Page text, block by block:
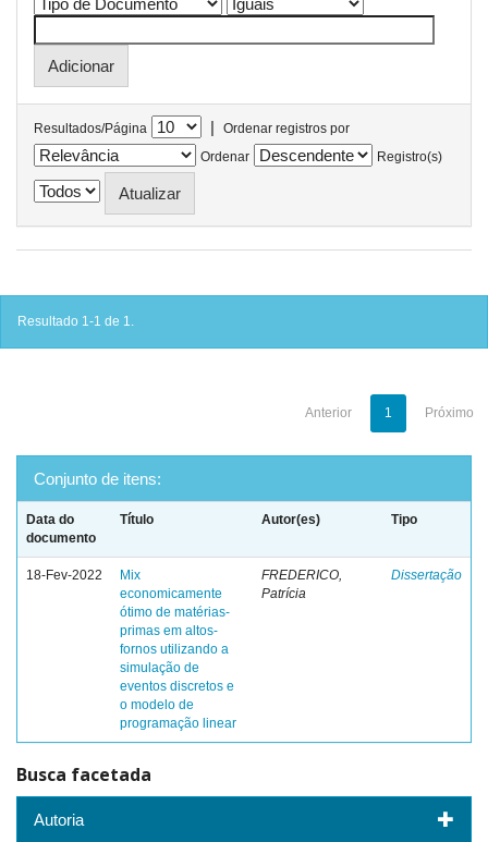
Resultados/Página |
Ordenar registros por
Ordenar
Registro(s)
Resultado 1-1 de 1.
Anterior 1 Próximo
Conjunto de itens:
Data do
documento
Título Autor(es) Tipo
18-Fev-2022
Mix
economicamente
ótimo de matérias-
primas em altos-
fornos utilizando a
simulação de
eventos discretos e
o modelo de
programação linear
FREDERICO,
Patrícia
Dissertação
Busca facetada
Autoria